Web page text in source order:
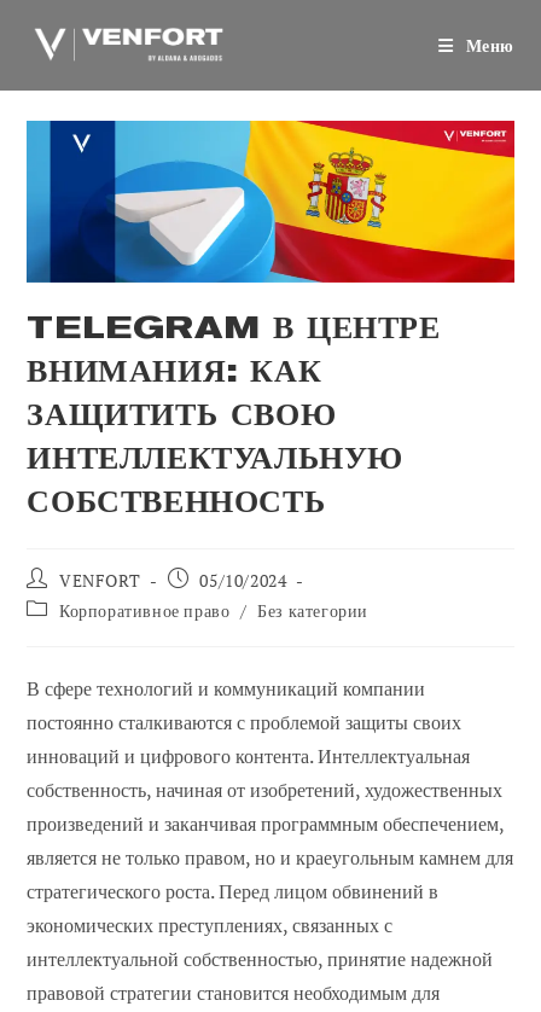
Меню
TELEGRAM В ЦЕНТРЕ
ВНИМАНИЯ: КАК
ЗАЩИТИТЬ СВОЮ
ИНТЕЛЛЕКТУАЛЬНУЮ
СОБСТВЕННОСТЬ
Автор
сообщения:
VENFORT
Сообщение
опубликовано:
05/10/2024
Категория
Корпоративное право / Без категории
В сфере технологий и коммуникаций компании
постоянно сталкиваются с проблемой защиты своих
инноваций и цифрового контента. Интеллектуальная
собственность, начиная от изобретений, художественных
произведений и заканчивая программным обеспечением,
является не только правом, но и краеугольным камнем для
стратегического роста. Перед лицом обвинений в
экономических преступлениях, связанных с
интеллектуальной собственностью, принятие надежной
правовой стратегии становится необходимым для